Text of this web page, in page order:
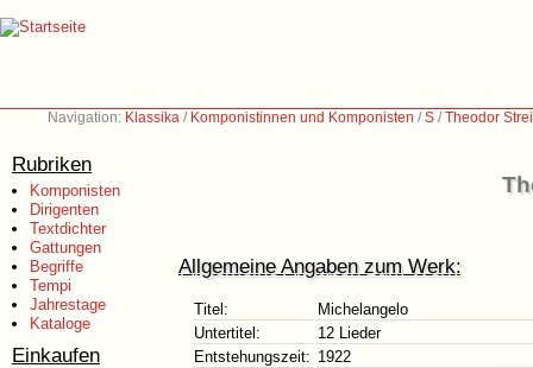
Navigation: Klassika / Komponistinnen und Komponisten /S /Theodor
Rubriken
Komponisten
Dirigenten
Textdichter
Gattungen
Begriffe
Tempi
Jahrestage
Kataloge
Einkaufen
Allgemeine Angaben zum Werk:
Titel:
Michelangelo
Untertitel:
12 Lieder
Entstehungszeit: 1922